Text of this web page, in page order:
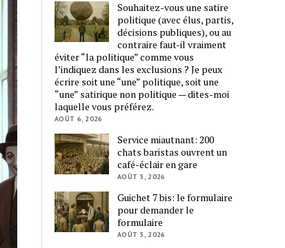
Souhaitez-vous une satire
politique (avec élus, partis,
décisions publiques), ou au
contraire faut-il vraiment
éviter “la politique” comme vous
l’indiquez dans les exclusions ? Je peux
écrire soit une “une” politique, soit une
“une” satirique non politique — dites-moi
laquelle vous préférez.
AOÛT 6, 2026
Service miautnant: 200
chats baristas ouvrent un
café-éclair en gare
AOÛT 5, 2026
Guichet 7 bis: le formulaire
pour demander le
formulaire
AOÛT 5, 2026